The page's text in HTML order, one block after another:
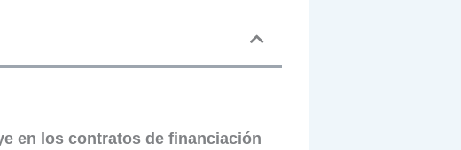
en los contratos de financiación